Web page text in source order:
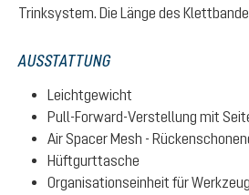
Trinksystem. Die Länge des
AUSSTATTUNG
Leichtgewicht
Pull-Forward-Verstellung mit
Air Spacer Mesh -
Hüftgurttasche
Organisationseinheit für Werkzeug